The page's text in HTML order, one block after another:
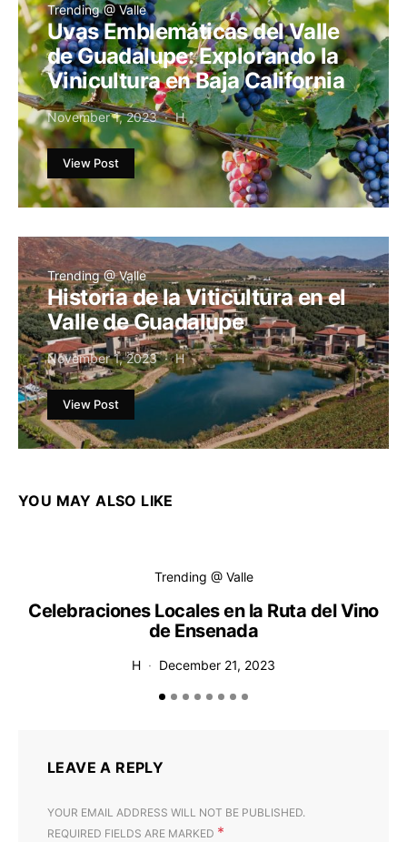
Trending @ Valle
Uvas Emblemáticas del Valle
de Guadalupe: Explorando la
Vinicultura en Baja California
November 1, 2023 H
View Post
Trending @ Valle
Historia de la Viticultura en el
Valle de Guadalupe
November 1, 2023 H
View Post
YOU MAY ALSO LIKE
Trending @ Valle
Celebraciones Locales en la Ruta del Vino
de Ensenada
H December 21, 2023
LEAVE A REPLY
YOUR EMAIL ADDRESS WILL NOT BE PUBLISHED.
REQUIRED FIELDS ARE MARKED *